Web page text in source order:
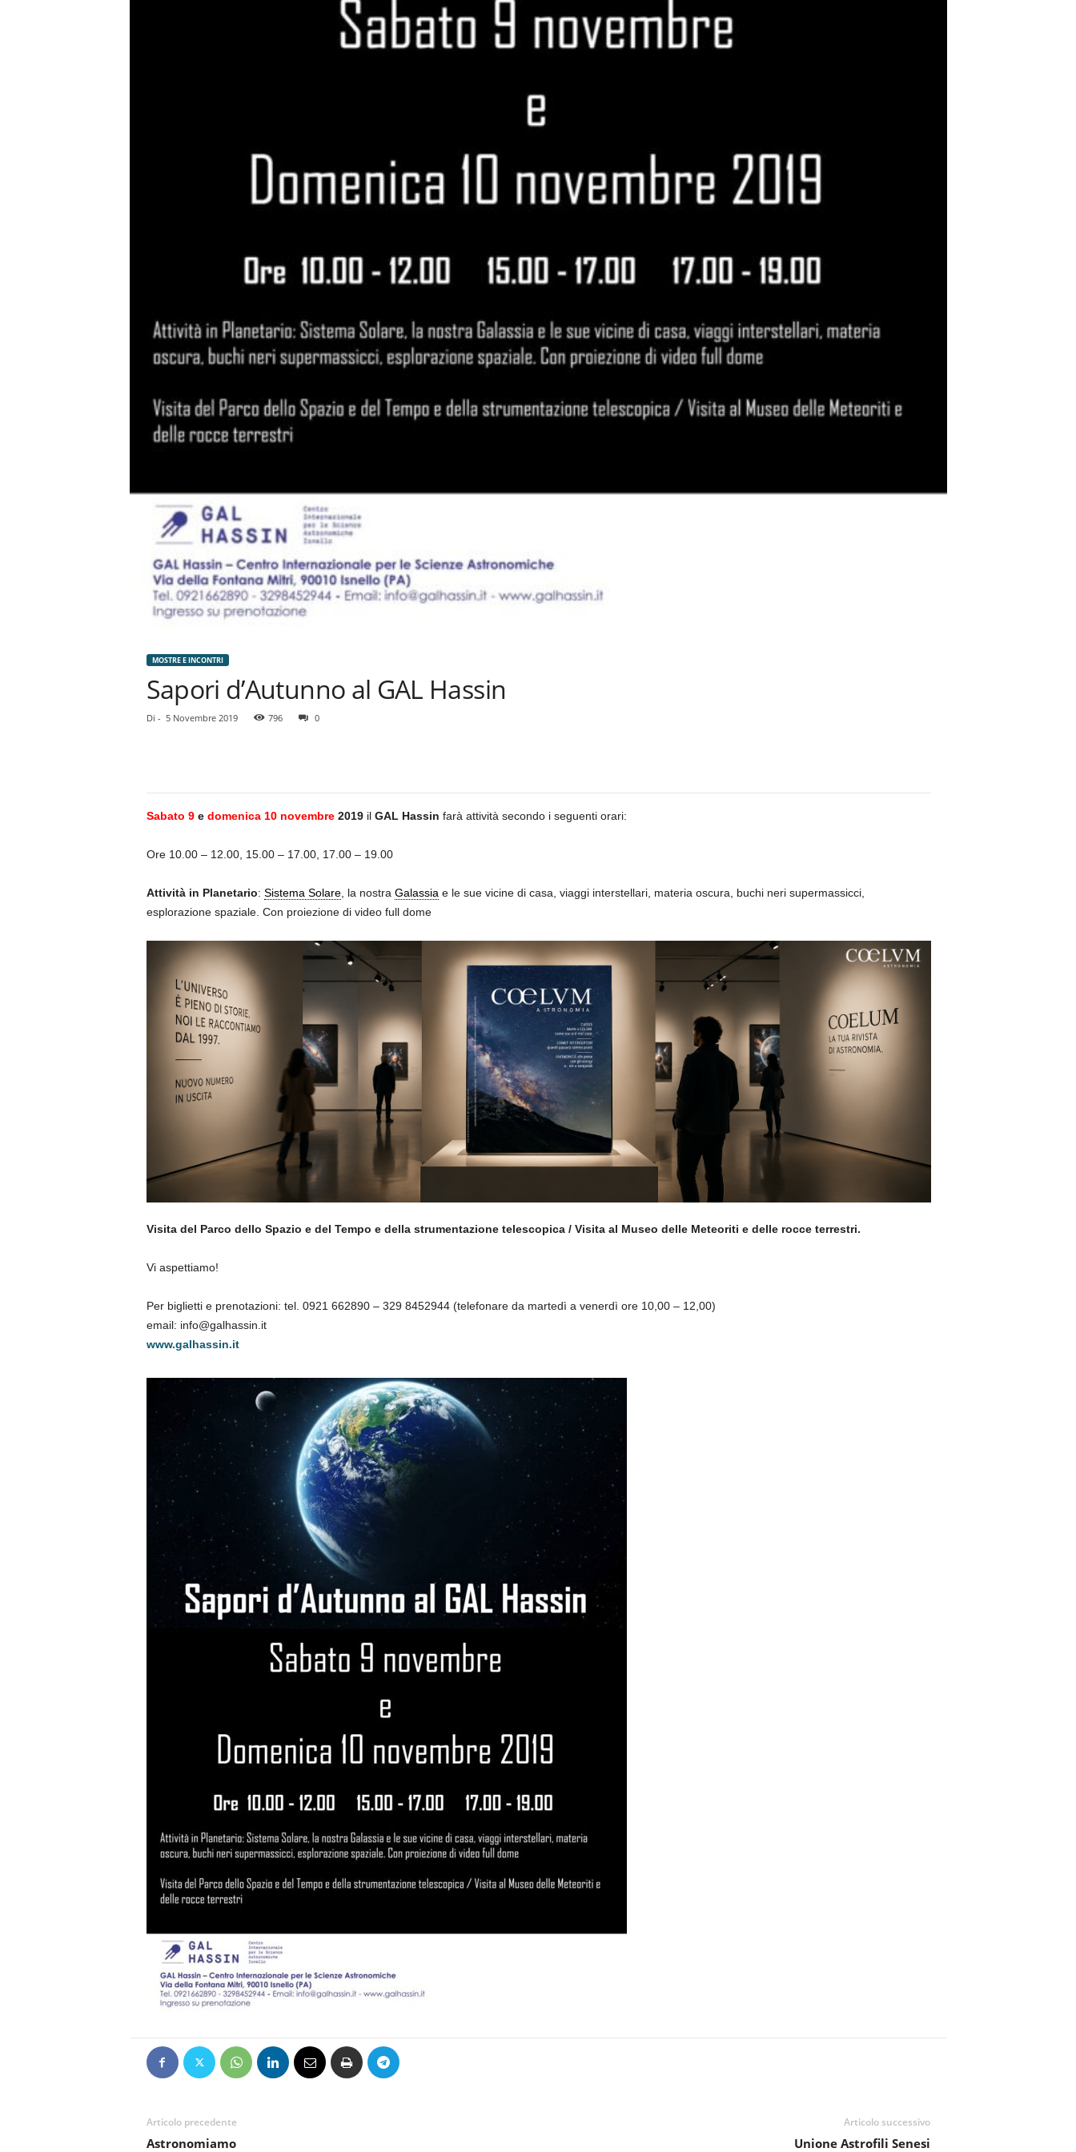
MOSTRE E INCONTRI
Sapori d’Autunno al GAL Hassin
Di - 5 Novembre 2019 796 0
Sabato 9e domenica 10 novembre 2019il GAL Hassin farà attività secondo i seguenti orari:
Ore 10.00 – 12.00, 15.00 – 17.00, 17.00 – 19.00
Attività in Planetario: Sistema Solare, la nostra Galassiae le sue vicine di casa, viaggi interstellari, materia oscura, buchi neri supermassicci,
esplorazione spaziale. Con proiezione di video full dome
Visita del Parco dello Spazio e del Tempo e della strumentazione telescopica / Visita al Museo delle Meteoriti e delle rocce terrestri.
Vi aspettiamo!
Per biglietti e prenotazioni: tel. 0921 662890 – 329 8452944 (telefonare da martedì a venerdì ore 10,00 – 12,00)
email: info@galhassin.it
www.galhassin.it
Articolo precedente
Astronomiamo
Articolo successivo
Unione Astrofili Senesi